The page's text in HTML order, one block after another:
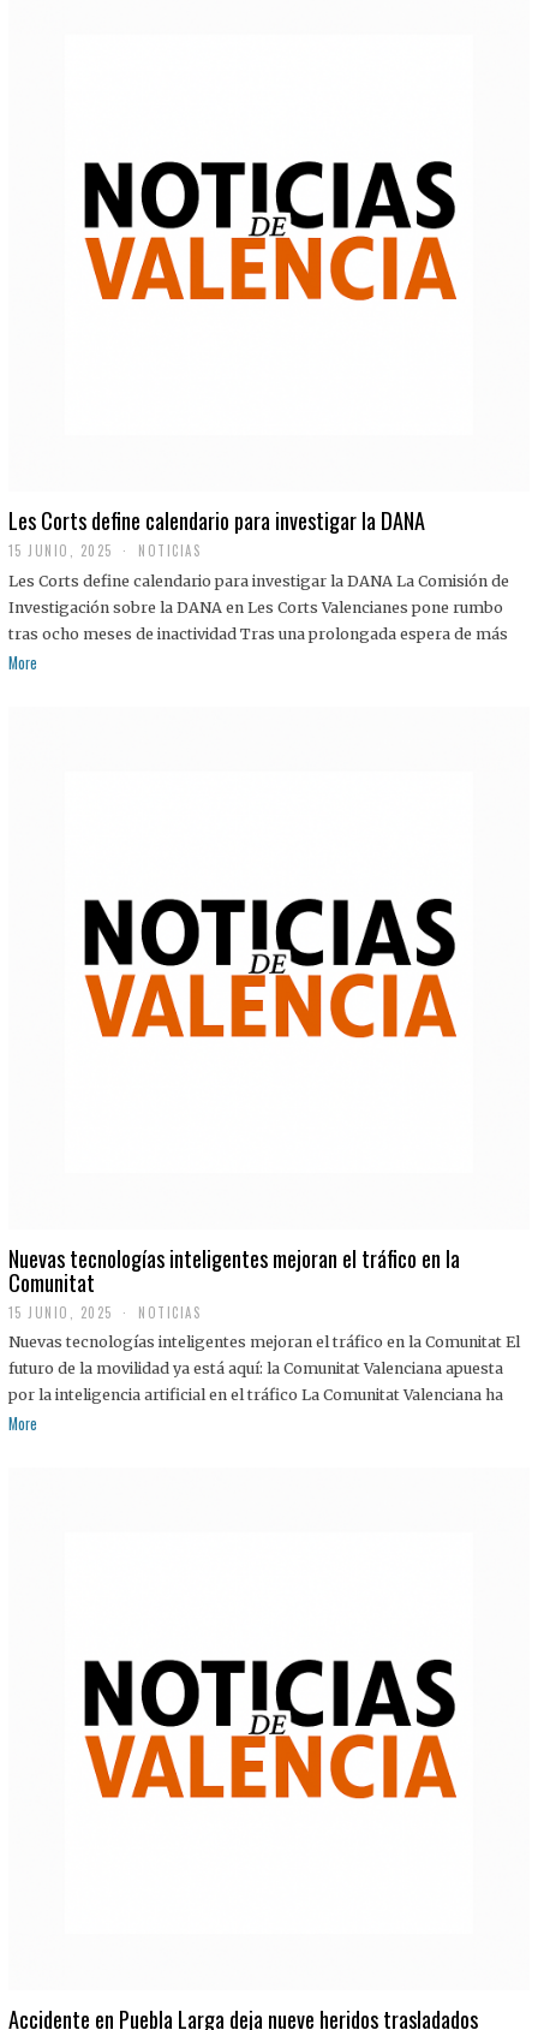
Les Corts define calendario para investigar la DANA
15 JUNIO, 2025 NOTICIAS
Les Corts define calendario para investigar la DANA La Comisión de
Investigación sobre la DANA en Les Corts Valencianes pone rumbo
tras ocho meses de inactividad Tras una prolongada espera de más
More
Nuevas tecnologías inteligentes mejoran el tráfico en la
Comunitat
15 JUNIO, 2025 NOTICIAS
Nuevas tecnologías inteligentes mejoran el tráfico en la Comunitat El
futuro de la movilidad ya está aquí: la Comunitat Valenciana apuesta
por la inteligencia artificial en el tráfico La Comunitat Valenciana ha
More
Accidente en Puebla Larga deja nueve heridos trasladados